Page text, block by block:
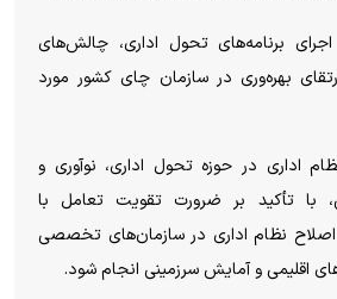
برنامه‌های تحول اداری، چالش‌های
بهره‌وری در سازمان چای کشور مورد
اداری در حوزه تحول اداری، نوآوری و
با تأکید بر ضرورت تقویت تعامل با
اصلاح نظام اداری در سازمان‌های تخصصی
اقلیمی و آمایش سرزمینی انجام شود.